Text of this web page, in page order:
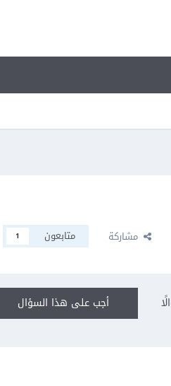
مشاركة متابعون 1
أجب على هذا السؤال